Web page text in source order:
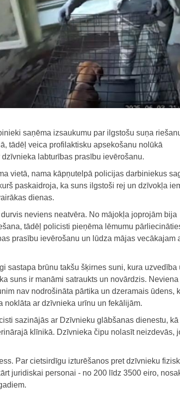
saņēma izsaukumu par ilgstošu suņa
tādēļ veica profilaktisku apsekošanu nolūkā
labturības prasību ievērošanu.
vietā, nama kāpņutelpā policijas darbiniekus
paskaidroja, ka suns ilgstoši rej un dzīvokļa
dienas.
neviens neatvēra. No mājokļa joprojām bija
tādēļ policisti pieņēma lēmumu
prasību ievērošanu un lūdza mājas vecākajam
sastapa brūnu takšu šķirnes suni, kura uzvedība
suns ir manāmi satraukts un novārdzis. Neviena
nav nodrošināta pārtika un dzeramais ūdens,
noklāta ar dzīvnieka urīnu un fekālijām.
sazinājās ar Dzīvnieku glābšanas dienestu, kā
klīnikā. Dzīvnieka čipu nolasīt neizdevās,
Par cietsirdīgu izturēšanos pret dzīvnieku
juridiskai personai - no 200 līdz 3500 eiro,